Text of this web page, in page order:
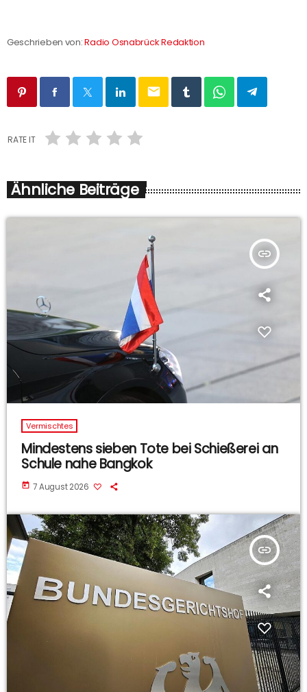
Geschrieben von:Radio Osnabrück Redaktion
email
RATE IT
Ähnliche Beiträge
insert_link
Vermischtes
Mindestens sieben Tote bei Schießerei an
Schule nahe Bangkok
today 7 August 2026
insert_link